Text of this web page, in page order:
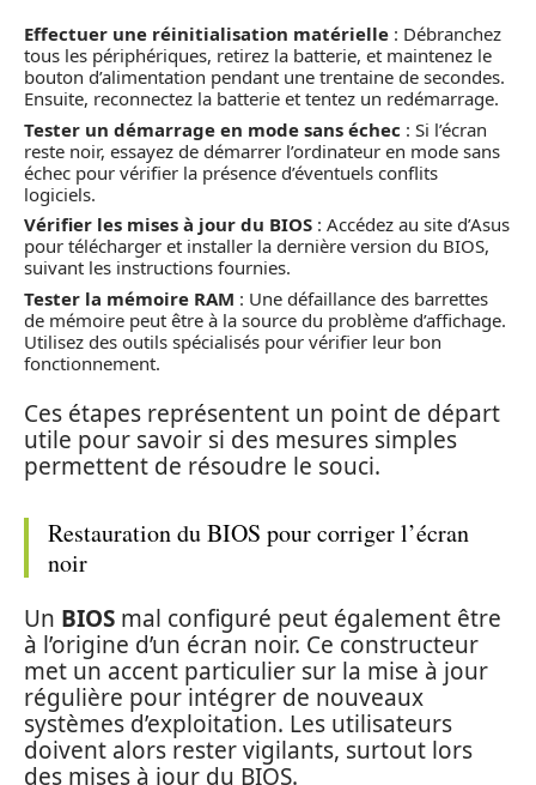
Effectuer une réinitialisation matérielle : Débranchez
tous les périphériques, retirez la batterie, et maintenez le
bouton d’alimentation pendant une trentaine de secondes.
Ensuite, reconnectez la batterie et tentez un redémarrage.
Tester un démarrage en mode sans échec : Si l’écran
reste noir, essayez de démarrer l’ordinateur en mode sans
échec pour vérifier la présence d’éventuels conflits
logiciels.
Vérifier les mises à jour du BIOS : Accédez au site d’Asus
pour télécharger et installer la dernière version du BIOS,
suivant les instructions fournies.
Tester la mémoire RAM : Une défaillance des barrettes
de mémoire peut être à la source du problème d’affichage.
Utilisez des outils spécialisés pour vérifier leur bon
fonctionnement.
Ces étapes représentent un point de départ
utile pour savoir si des mesures simples
permettent de résoudre le souci.
Restauration du BIOS pour corriger l’écran
noir
Un BIOS mal configuré peut également être
à l’origine d’un écran noir. Ce constructeur
met un accent particulier sur la mise à jour
régulière pour intégrer de nouveaux
systèmes d’exploitation. Les utilisateurs
doivent alors rester vigilants, surtout lors
des mises à jour du BIOS.